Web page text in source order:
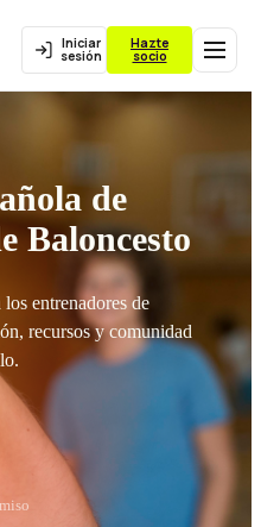
Iniciar
sesión
Hazte
socio
de
Baloncesto
entrenadores de
recursos y comunidad